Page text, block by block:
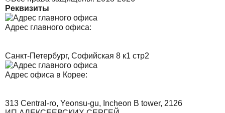
Реквизиты
Адрес главного офиса:
Санкт-Петербург, Софийская 8 к1 стр2
Адрес офиса в Корее:
313 Central-ro, Yeonsu-gu, Incheon B tower, 2126